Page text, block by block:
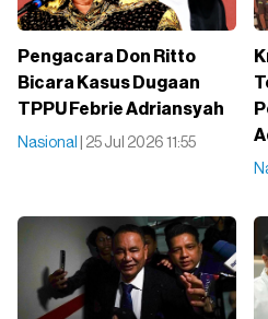
Pengacara Don Ritto
Bicara Kasus Dugaan
TPPU Febrie Adriansyah
Nasional | 25 Jul 2026 11:55